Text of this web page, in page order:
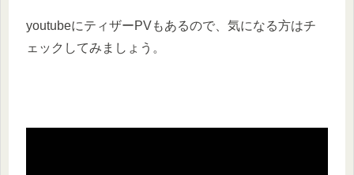
youtubeにティザーPVもあるので、気になる方はチ
ェックしてみましょう。